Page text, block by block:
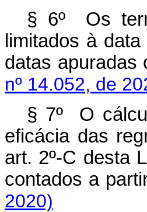
§ 6º Os
limitados à
datas
nº 14.052, de
§ 7º O
eficácia das
art. 2º-C desta
contados a
2020)